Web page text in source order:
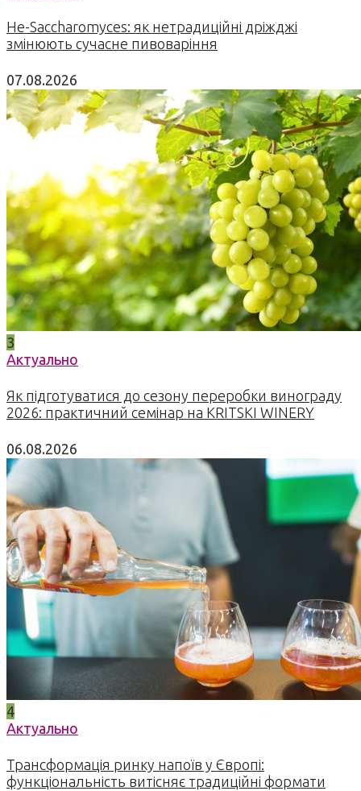
Не-Saccharomyces: як нетрадиційні дріжджі
змінюють сучасне пивоваріння
07.08.2026
3
Актуально
Як підготуватися до сезону переробки винограду
2026: практичний семінар на KRITSKI WINERY
06.08.2026
4
Актуально
Трансформація ринку напоїв у Європі:
функціональність витісняє традиційні формати